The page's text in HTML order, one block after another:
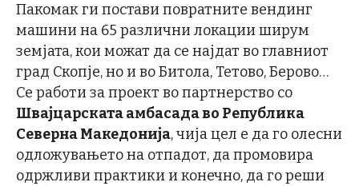
Пакомак ги постави повратните вендинг
машини на 65 различни локации ширум
земјата, кои можат да се најдат во главниот
град Скопје, но и во Битола, Тетово, Берово…
Се работи за проект во партнерство со
Швајцарската амбасада во Република
Северна Македонија, чија цел е да го олесни
одложувањето на отпадот, да промовира
одржливи практики и конечно, да го реши